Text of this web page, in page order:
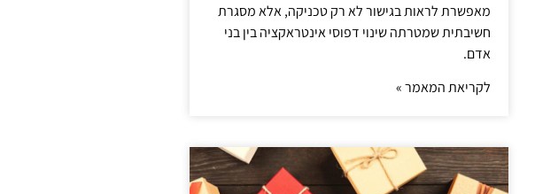
מאפשרת לראות בגישור לא רק טכניקה, אלא מסגרת
חשיבתית שמטרתה שינוי דפוסי אינטראקציה בין בני
אדם.
לקריאת המאמר »